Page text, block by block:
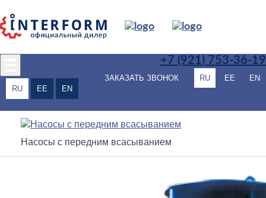
+7 (921) 753-36-19
RU EE EN
ЗАКАЗАТЬ ЗВОНОК
RU
EE EN
Насосы с передним всасыванием